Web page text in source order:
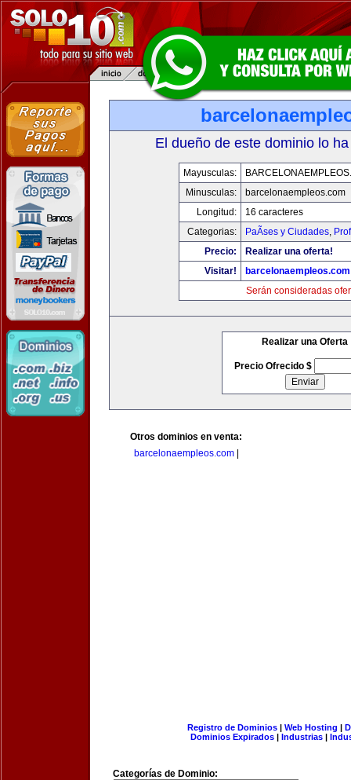
El dueño de este dominio lo
Mayusculas:
Minusculas:
barcelonaempleos.com
Longitud:
16 caracteres
Categorias:
PaÃ­ses y Ciudades,
Precio:
Realizar una oferta!
Visitar!
barcelonaempleos.com
Serán consideradas
Realizar una Oferta
Precio Ofrecido $
Otros dominios en venta:
barcelonaempleos.com|
Registro de Dominios| Web Hosting |
Dominios Expirados | Industrias |
Categorías de Dominio: